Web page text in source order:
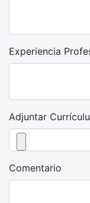
Experiencia
Adjuntar
Comentario